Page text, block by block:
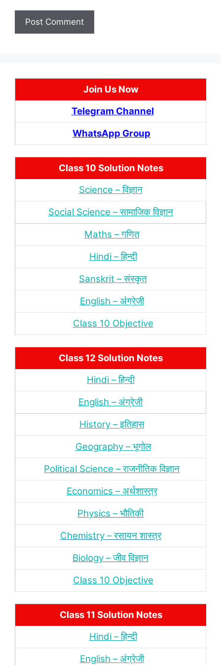
Join Us Now
Telegram Channel
WhatsApp Group
Class 10 Solution Notes
Science – विज्ञान
Social Science – सामाजिक विज्ञान
Maths – गणित
Hindi – हिन्‍दी
Sanskrit – संस्‍कृत
English – अंंग्रेजी
Class 10 Objective
Class 12 Solution Notes
Hindi – हिन्‍दी
English – अंग्रेजी
History – इतिहास
Geography – भूगोल
Political Science – राजनीतिक विज्ञान
Economics – अर्थशास्‍त्र
Physics – भौतिकी
Chemistry – रसायन शास्‍त्र
Biology – जीव विज्ञान
Class 10 Objective
Class 11 Solution Notes
Hindi – हिन्‍दी
English – अंंग्रेजी